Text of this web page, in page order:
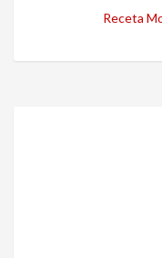
Receta